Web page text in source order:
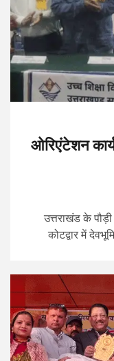
ओरिएंटेशन
उत्तराखंड के
कोटद्वार में